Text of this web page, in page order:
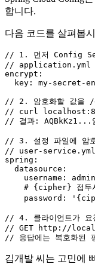
합니다.
다음 코드를 살펴봅
// 1. 먼저 Config
// application.yml
encrypt:
key: my-secret-
// 2. 암호화할 값을 /
// curl
// 결과: AQBkKz1...
// 3. 설정 파일에 암
// user-service.yml
spring:
  datasource:
    username: admin
# {cipher} 접두
    password:
// 4. 클라이언트가 요
// GET http://
// 응답에는 복호화된
김개발 씨는 고민에